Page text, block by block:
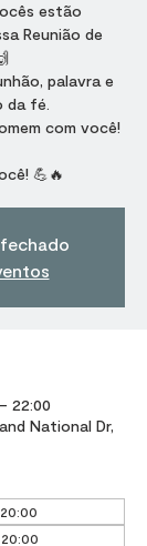
estão
Reunião de
palavra e
da fé.
com você!
💪🔥
22:00
National Dr,